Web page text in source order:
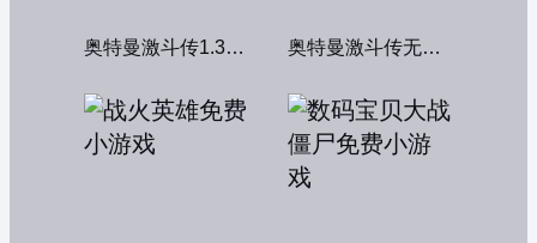
奥特曼激斗传1.3双人版 奥特曼激斗传无敌版